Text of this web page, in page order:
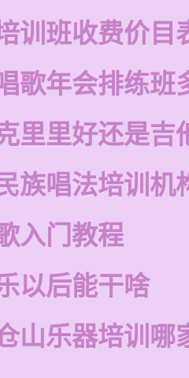
训班收费价目
歌年会排练班
里里好还是吉
族唱法培训机
入门教程
以后能干啥
山乐器培训哪